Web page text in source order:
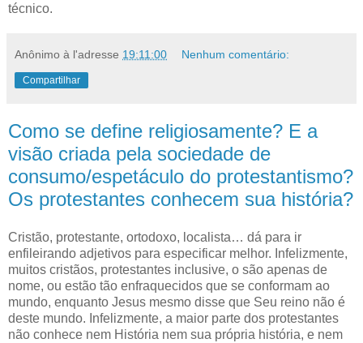
técnico.
Anônimo à l'adresse 19:11:00 Nenhum comentário:
Compartilhar
Como se define religiosamente? E a
visão criada pela sociedade de
consumo/espetáculo do protestantismo?
Os protestantes conhecem sua história?
Cristão, protestante, ortodoxo, localista… dá para ir
enfileirando adjetivos para especificar melhor. Infelizmente,
muitos cristãos, protestantes inclusive, o são apenas de
nome, ou estão tão enfraquecidos que se conformam ao
mundo, enquanto Jesus mesmo disse que Seu reino não é
deste mundo. Infelizmente, a maior parte dos protestantes
não conhece nem História nem sua própria história, e nem